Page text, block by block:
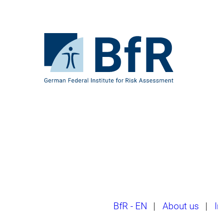
homepage
of
Breadcrumb
BfR - EN | About us |